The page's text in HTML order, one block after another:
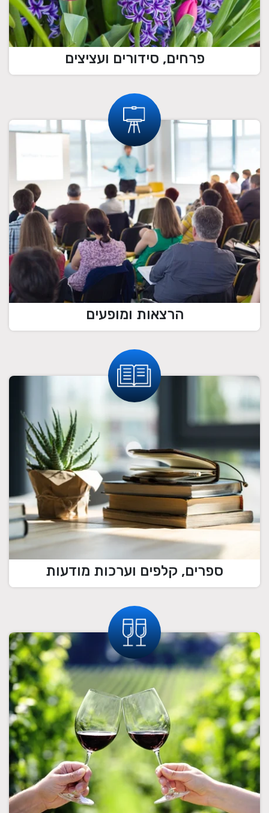
פרחים, סידורים ועציצים
הרצאות ומופעים
ספרים, קלפים וערכות מודעות